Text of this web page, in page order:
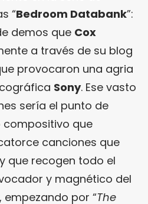
“Bedroom Databank”:
demos que Cox
a través de su blog
provocaron una agria
Sony. Ese vasto
sería el punto de
que
canciones que
que recogen todo el
y magnético del
por “The